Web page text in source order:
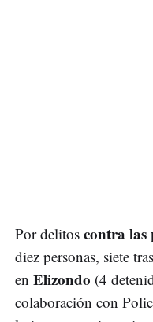
Por delitos contra las
diez personas, siete
en Elizondo (4
colaboración con